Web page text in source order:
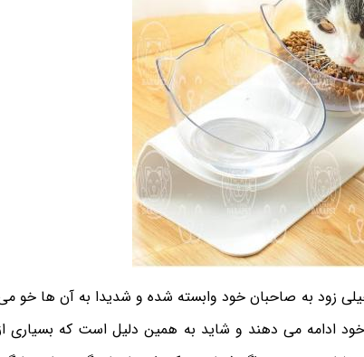
زود به صاحبان خود وابسته شده و شدیدا به آن ها خو
ادامه می دهند و شاید به همین دلیل است که بسیاری